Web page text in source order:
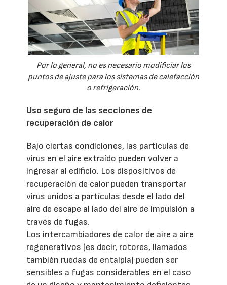
Por lo general, no es necesario modificiar los
puntos de ajuste para los sistemas de calefacción
o refrigeración.
Uso seguro de las secciones de
recuperación de calor
Bajo ciertas condiciones, las partículas de
virus en el aire extraído pueden volver a
ingresar al edificio. Los dispositivos de
recuperación de calor pueden transportar
virus unidos a partículas desde el lado del
aire de escape al lado del aire de impulsión a
través de fugas.
Los intercambiadores de calor de aire a aire
regenerativos (es decir, rotores, llamados
también ruedas de entalpía) pueden ser
sensibles a fugas considerables en el caso